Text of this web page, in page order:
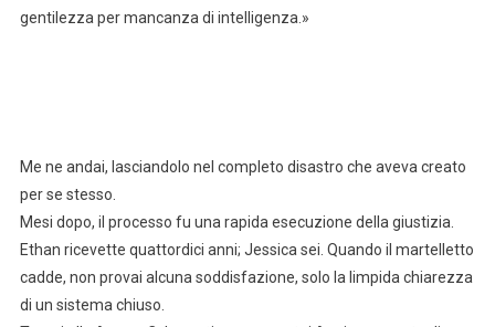
gentilezza per mancanza di intelligenza.»
Me ne andai, lasciandolo nel completo disastro che aveva creato
per se stesso.
Mesi dopo, il processo fu una rapida esecuzione della giustizia.
Ethan ricevette quattordici anni; Jessica sei. Quando il martelletto
cadde, non provai alcuna soddisfazione, solo la limpida chiarezza
di un sistema chiuso.